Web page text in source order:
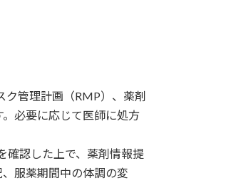
ク管理計画（RMP）、薬剤
必要に応じて医師に処方
確認した上で、薬剤情報提
服薬期間中の体調の変